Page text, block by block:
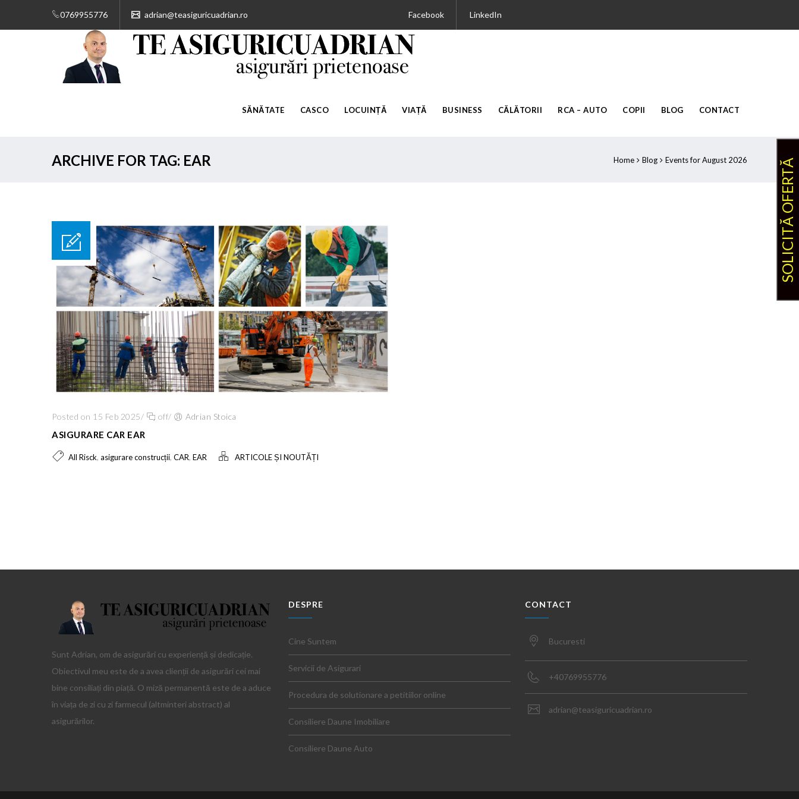
0769955776 adrian@teasiguricuadrian.ro Facebook LinkedIn
SĂNĂTATE CASCO LOCUINȚĂ VIAȚĂ BUSINESS CĂLĂTORII RCA – AUTO COPII BLOG CONTACT
ARCHIVE FOR TAG: EAR Home Blog Events for August 2026
Posted on 15 Feb 2025/ off/ Adrian Stoica
ASIGURARE CAR EAR
All Risck, asigurare construcții, CAR, EAR ARTICOLE ȘI NOUTĂȚI
Sunt Adrian, om de asigurări cu experiență și dedicație.
Obiectivul meu este de a avea clienții de asigurări cei mai
bine consiliați din piață. O miză permanentă este de a aduce
în viața de zi cu zi farmecul (altminteri abstract) al
asigurărilor.
DESPRE
Cine Suntem
Servicii de Asigurari
Procedura de solutionare a petitiilor online
Consiliere Daune Imobiliare
Consiliere Daune Auto
CONTACT
Bucuresti
+40769955776
adrian@teasiguricuadrian.ro
SOLICITĂ OFERTĂ